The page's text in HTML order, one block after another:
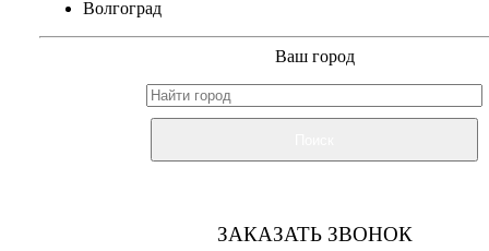
Волгоград
Ваш город
ЗАКАЗАТЬ ЗВОНОК